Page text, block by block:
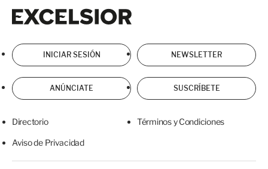
INICIAR SESIÓN NEWSLETTER
ANÚNCIATE SUSCRÍBETE
Directorio Términos y Condiciones
Aviso de Privacidad